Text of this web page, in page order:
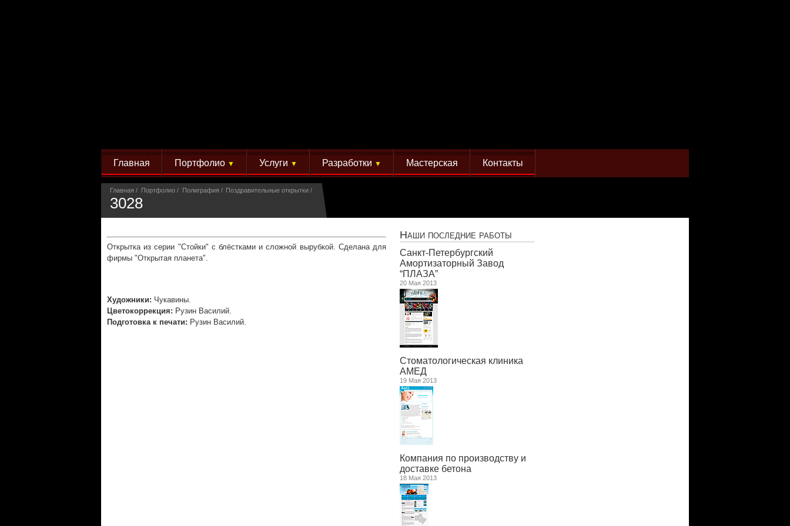
Главная Портфолио ▼ Услуги ▼ Разработки ▼ Мастерская Контакты
Главная Портфолио Полиграфия Поздравительные открытки
3028
Открытка из серии "Стойки" с блёстками и сложной вырубкой. Сделана для
фирмы "Открытая планета".
Художники: Чукавины.
Цветокоррекция: Рузин Василий.
Подготовка к печати: Рузин Василий.
Наши последние работы
Санкт-Петербургский
Амортизаторный Завод
“ПЛАЗА”
20 Мая 2013
Стоматологическая клиника
АМЕД
19 Мая 2013
Компания по производству и
доставке бетона
18 Мая 2013